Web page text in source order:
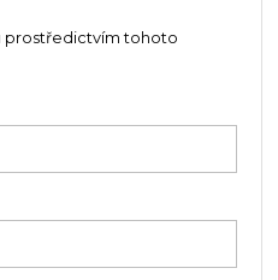
prostředictvím tohoto